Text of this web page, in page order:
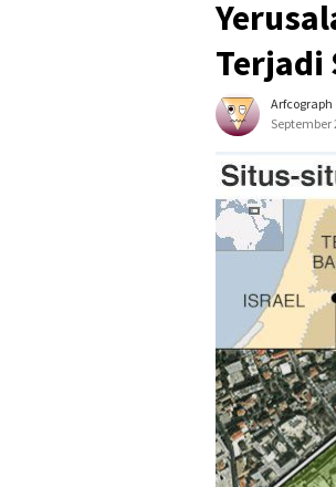
Terjadi
Arfcograph
September